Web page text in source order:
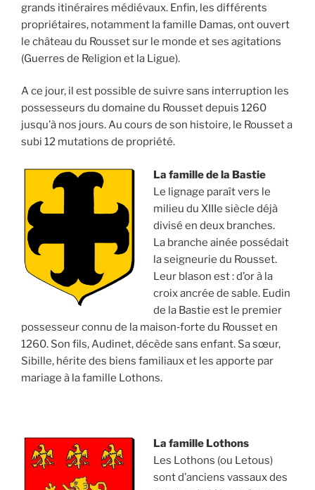
grands itinéraires médiévaux. Enfin, les différents
propriétaires, notamment la famille Damas, ont ouvert
le château du Rousset sur le monde et ses agitations
(Guerres de Religion et la Ligue).
A ce jour, il est possible de suivre sans interruption les
possesseurs du domaine du Rousset depuis 1260
jusqu’à nos jours. Au cours de son histoire, le Rousset a
subi 12 mutations de propriété.
La famille de la Bastie
Le lignage paraît vers le
milieu du XIIIe siècle déjà
divisé en deux branches.
La branche ainée possédait
la seigneurie du Rousset.
Leur blason est : d’or à la
croix ancrée de sable. Eudin
de la Bastie est le premier
possesseur connu de la maison‐forte du Rousset en
1260. Son fils, Audinet, décède sans enfant. Sa sœur,
Sibille, hérite des biens familiaux et les apporte par
mariage à la famille Lothons.
La famille Lothons
Les Lothons (ou Letous)
sont d’anciens vassaux des